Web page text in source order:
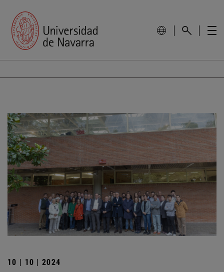
10 | 10 | 2024